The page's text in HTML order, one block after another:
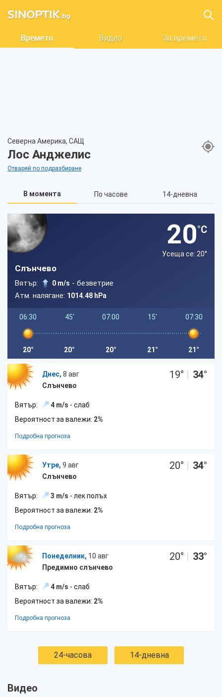
Времето Видео За времето
Северна Америка, САЩ
Лос Анджелис
Отваряй по подразбиране
В момента По часове 14-дневна
20°C
Усеща се: 20°
Слънчево
Вятър: 0 m/s - безветрие
Атм. налягане: 1014.48 hPa
06:30
20°
45'
20°
07:00
20°
15'
21°
07:30
21°
Днес, 8 авг
Слънчево
19° | 34°
Вятър: 4 m/s - слаб
Вероятност за валежи: 2%
Подробна прогноза
Утре, 9 авг
Слънчево
20° | 34°
Вятър: 3 m/s - лек полъх
Вероятност за валежи: 2%
Подробна прогноза
Понеделник, 10 авг
Предимно слънчево
20° | 33°
Вятър: 4 m/s - слаб
Вероятност за валежи: 2%
Подробна прогноза
24-часова 14-дневна
Видео